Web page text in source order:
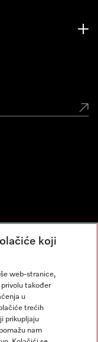
koji
web-stranice,
također
u
trećih
prikupljaju
nam